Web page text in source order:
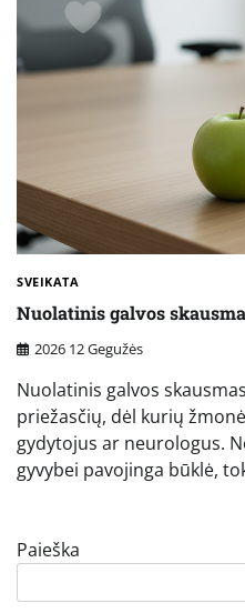
SVEIKATA
Nuolatinis galvos
2026 12 Gegužės
Nuolatinis galvos
priežasčių, dėl kurių
gydytojus ar neurologus.
gyvybei pavojinga būklė,
Paieška